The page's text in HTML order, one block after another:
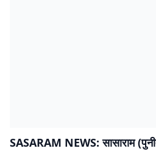
SASARAM NEWS: सासाराम